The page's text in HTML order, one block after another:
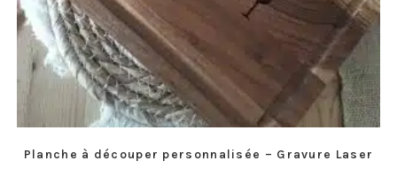
Planche à découper personnalisée – Gravure Laser